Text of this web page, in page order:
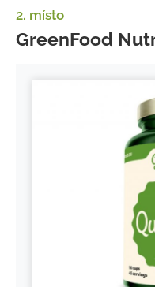
2. místo
GreenFood